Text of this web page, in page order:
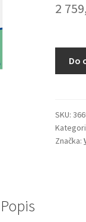
2
Do
SKU:
Značka:
Popis